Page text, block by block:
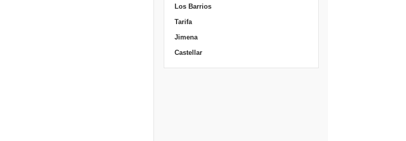
Los Barrios
Tarifa
Jimena
Castellar